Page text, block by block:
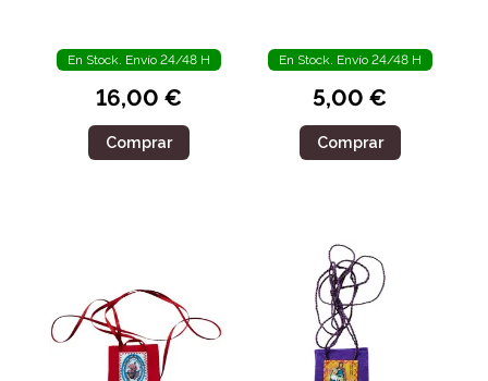
En Stock. Envío 24/48 H
16,00 €
Comprar
ENFERMOS
En Stock. Envío 24/48 H
5,00 €
Comprar